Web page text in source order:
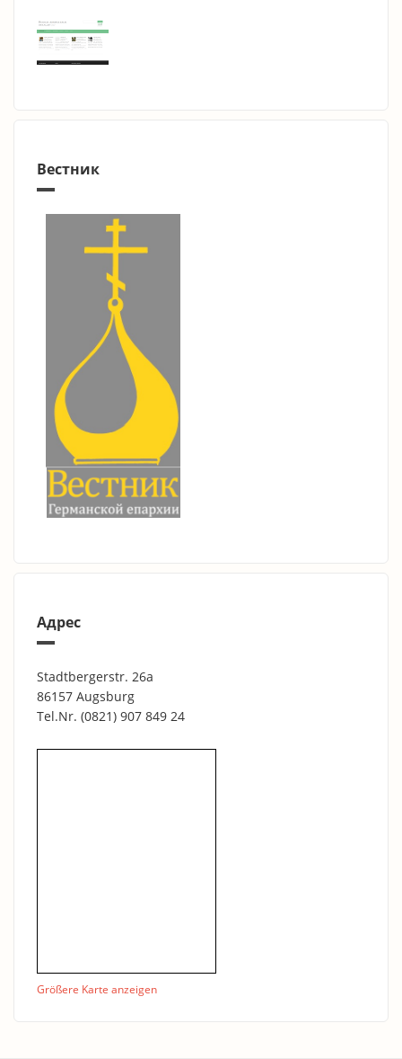
Вестник
Адрес
Stadtbergerstr. 26a
86157 Augsburg
Tel.Nr. (0821) 907 849 24
Größere Karte anzeigen